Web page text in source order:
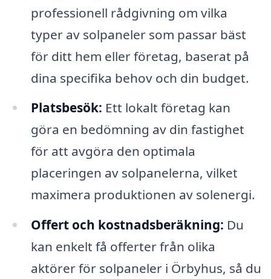
professionell rådgivning om vilka
typer av solpaneler som passar bäst
för ditt hem eller företag, baserat på
dina specifika behov och din budget.
Platsbesök: Ett lokalt företag kan
göra en bedömning av din fastighet
för att avgöra den optimala
placeringen av solpanelerna, vilket
maximera produktionen av solenergi.
Offert och kostnadsberäkning: Du
kan enkelt få offerter från olika
aktörer för solpaneler i Örbyhus, så du